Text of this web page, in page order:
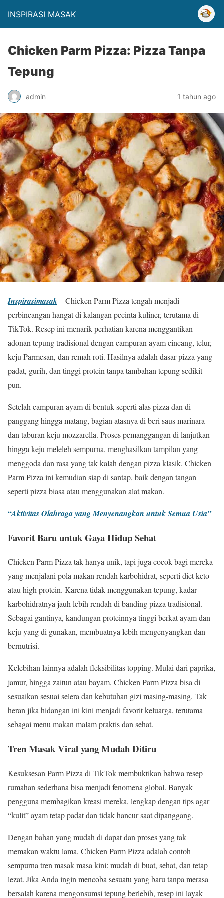
INSPIRASI MASAK
Chicken Parm Pizza: Pizza Tanpa
Tepung
admin 1 tahun ago
Inspirasimasak– Chicken Parm Pizza tengah menjadi
perbincangan hangat di kalangan pecinta kuliner, terutama di
TikTok. Resep ini menarik perhatian karena menggantikan
adonan tepung tradisional dengan campuran ayam cincang, telur,
keju Parmesan, dan remah roti. Hasilnya adalah dasar pizza yang
padat, gurih, dan tinggi protein tanpa tambahan tepung sedikit
pun.
Setelah campuran ayam di bentuk seperti alas pizza dan di
panggang hingga matang, bagian atasnya di beri saus marinara
dan taburan keju mozzarella. Proses pemanggangan di lanjutkan
hingga keju meleleh sempurna, menghasilkan tampilan yang
menggoda dan rasa yang tak kalah dengan pizza klasik. Chicken
Parm Pizza ini kemudian siap di santap, baik dengan tangan
seperti pizza biasa atau menggunakan alat makan.
“Aktivitas Olahraga yang Menyenangkan untuk Semua Usia”
Favorit Baru untuk Gaya Hidup Sehat
Chicken Parm Pizza tak hanya unik, tapi juga cocok bagi mereka
yang menjalani pola makan rendah karbohidrat, seperti diet keto
atau high protein. Karena tidak menggunakan tepung, kadar
karbohidratnya jauh lebih rendah di banding pizza tradisional.
Sebagai gantinya, kandungan proteinnya tinggi berkat ayam dan
keju yang di gunakan, membuatnya lebih mengenyangkan dan
bernutrisi.
Kelebihan lainnya adalah fleksibilitas topping. Mulai dari paprika,
jamur, hingga zaitun atau bayam, Chicken Parm Pizza bisa di
sesuaikan sesuai selera dan kebutuhan gizi masing-masing. Tak
heran jika hidangan ini kini menjadi favorit keluarga, terutama
sebagai menu makan malam praktis dan sehat.
Tren Masak Viral yang Mudah Ditiru
Kesuksesan Parm Pizza di TikTok membuktikan bahwa resep
rumahan sederhana bisa menjadi fenomena global. Banyak
pengguna membagikan kreasi mereka, lengkap dengan tips agar
“kulit” ayam tetap padat dan tidak hancur saat dipanggang.
Dengan bahan yang mudah di dapat dan proses yang tak
memakan waktu lama, Chicken Parm Pizza adalah contoh
sempurna tren masak masa kini: mudah di buat, sehat, dan tetap
lezat. Jika Anda ingin mencoba sesuatu yang baru tanpa merasa
bersalah karena mengonsumsi tepung berlebih, resep ini layak